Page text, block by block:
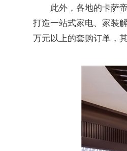
此外，各地的卡萨
打造一站式家电、家装
万元以上的套购订单，